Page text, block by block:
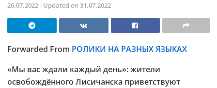
26.07.2022 - Updated on 31.07.2022
Forwarded From РОЛИКИ НА РАЗНЫХ ЯЗЫКАХ
«Мы вас ждали каждый день»: жители
освобождённого Лисичанска приветствуют